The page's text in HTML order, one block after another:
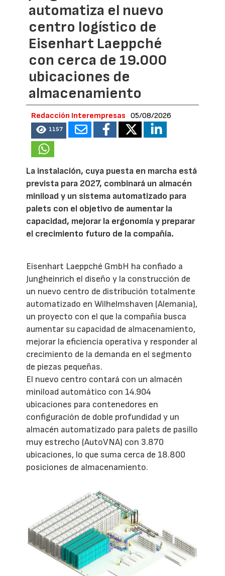
automatiza el nuevo
centro logístico de
Eisenhart Laeppché
con cerca de 19.000
ubicaciones de
almacenamiento
Redacción Interempresas 05/08/2026
1157
La instalación, cuya puesta en marcha está
prevista para 2027, combinará un almacén
miniload y un sistema automatizado para
palets con el objetivo de aumentar la
capacidad, mejorar la ergonomía y preparar
el crecimiento futuro de la compañía.
Eisenhart Laeppché GmbH ha confiado a
Jungheinrich el diseño y la construcción de
un nuevo centro de distribución totalmente
automatizado en Wilhelmshaven (Alemania),
un proyecto con el que la compañía busca
aumentar su capacidad de almacenamiento,
mejorar la eficiencia operativa y responder al
crecimiento de la demanda en el segmento
de piezas pequeñas.
El nuevo centro contará con un almacén
miniload automático con 14.904
ubicaciones para contenedores en
configuración de doble profundidad y un
almacén automatizado para palets de pasillo
muy estrecho (AutoVNA) con 3.870
ubicaciones, lo que suma cerca de 18.800
posiciones de almacenamiento.